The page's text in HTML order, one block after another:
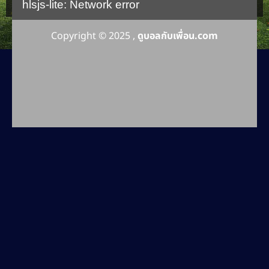
hlsjs-lite: Network error
Copyright © 2025 , ดูบอลกับเพื่อน.com